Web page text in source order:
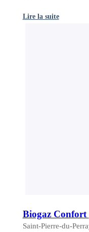
Lire la suite
Biogaz Confort
Saint-Pierre-du-